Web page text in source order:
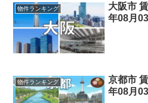
物件ランキング
大阪市
年08月
物件ランキング
京都市
年08月